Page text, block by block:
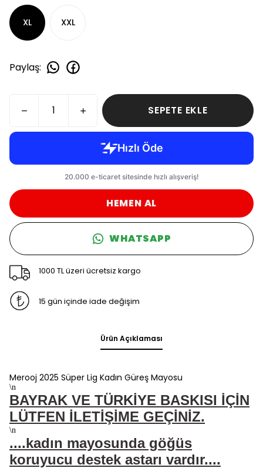
XL XXL
Paylaş:
SEPETE EKLE
HEMEN AL
WHATSAPP
1000 TL üzeri ücretsiz kargo
15 gün içinde iade değişim
Ürün Açıklaması
Merooj 2025 Süper Lig Kadın Güreş Mayosu
\n
BAYRAK VE TÜRKİYE BASKISI İÇİN
LÜTFEN İLETİŞİME GEÇİNİZ.
\n
....kadın mayosunda göğüs
koruyucu destek astarı vardır....